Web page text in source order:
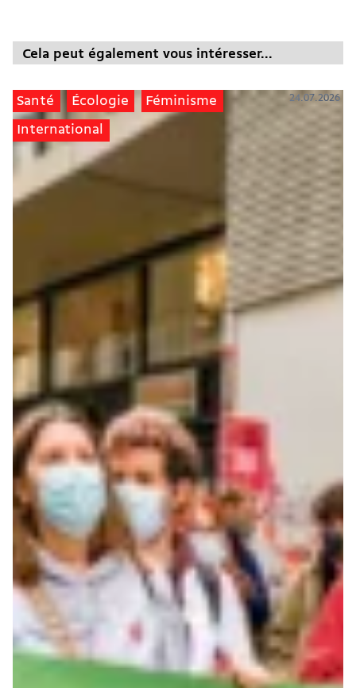
Cela peut également vous intéresser...
Santé Écologie Féminisme
International
24.07.2026